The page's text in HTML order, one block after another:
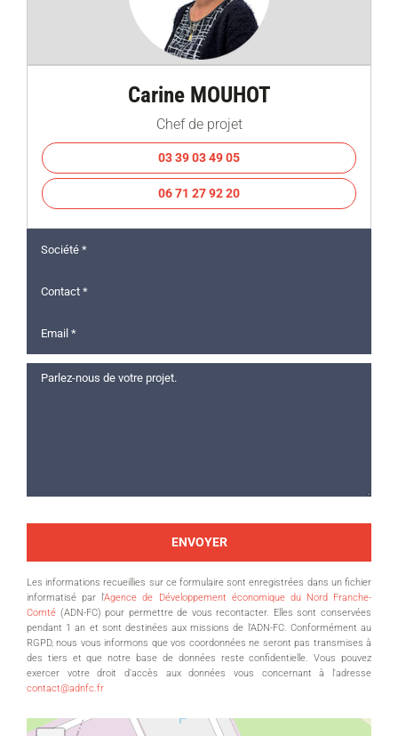
Carine MOUHOT
Chef de projet
03 39 03 49 05
06 71 27 92 20
Les informations recueillies sur ce formulaire sont enregistrées dans un fichier
informatisé par l'Agence de Développement économique du Nord Franche-
Comté (ADN-FC) pour permettre de vous recontacter. Elles sont conservées
pendant 1 an et sont destinées aux missions de l’ADN-FC. Conformément au
RGPD, nous vous informons que vos coordonnées ne seront pas transmises à
des tiers et que notre base de données reste confidentielle. Vous pouvez
exercer votre droit d’accès aux données vous concernant à l'adresse
contact@adnfc.fr